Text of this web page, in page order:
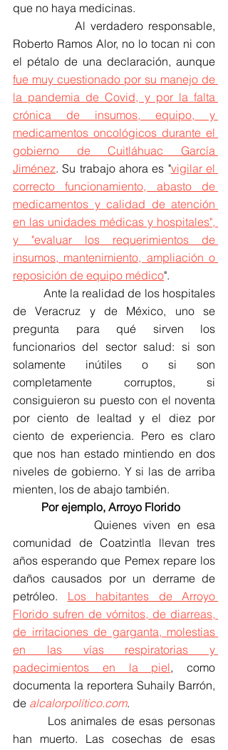
que no haya medicinas.
Al verdadero responsable,
Roberto Ramos Alor, no lo tocan ni con
fue muy cuestionado por su manejo de
la pandemia de Covid, y por la falta
crónica de insumos, equipo, y
medicamentos oncológicos durante el
gobierno de Cuitláhuac García
Jiménez. Su trabajo ahora es "vigilar el
correcto funcionamiento, abasto de
medicamentos y calidad de atención
en las unidades médicas y hospitales",
y "evaluar los requerimientos de
insumos, mantenimiento, ampliación o
reposición de equipo médico".
Ante la realidad de los hospitales
de Veracruz y de México, uno se
pregunta para qué sirven los
funcionarios del sector salud: si son
solamente inútiles o si son
completamente corruptos, si
consiguieron su puesto con el noventa
por ciento de lealtad y el diez por
ciento de experiencia. Pero es claro
que nos han estado mintiendo en dos
niveles de gobierno. Y si las de arriba
mienten, los de abajo también.
Por ejemplo, Arroyo Florido
Quienes viven en esa
comunidad de Coatzintla llevan tres
años esperando que Pemex repare los
daños causados por un derrame de
petróleo. Los habitantes de Arroyo
Florido sufren de vómitos, de diarreas,
de irritaciones de garganta, molestias
en las vías respiratorias y
padecimientos en la piel, como
documenta la reportera Suhaily Barrón,
de alcalorpolítico.com.
Los animales de esas personas
han muerto. Las cosechas de esas